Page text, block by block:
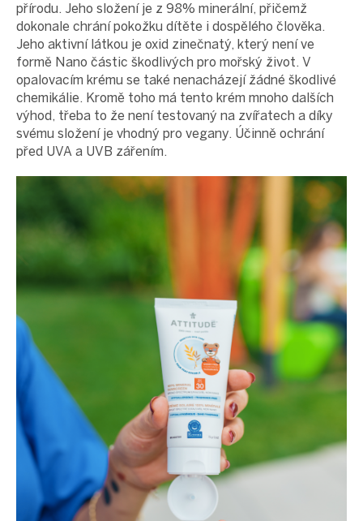
přírodu. Jeho složení je z 98% minerální, přičemž
dokonale chrání pokožku dítěte i dospělého člověka.
Jeho aktivní látkou je oxid zinečnatý, který není ve
formě Nano částic škodlivých pro mořský život. V
opalovacím krému se také nenacházejí žádné škodlivé
chemikálie. Kromě toho má tento krém mnoho dalších
výhod, třeba to že není testovaný na zvířatech a díky
svému složení je vhodný pro vegany. Účinně ochrání
před UVA a UVB zářením.